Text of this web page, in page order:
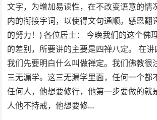
文字，为增加易读性，在不改变语意的情
内的衔接字词，以使得文句通顺。感恩翻
的努力！) 各位居士： 今晚我们的这个佛
的差别，所要讲的主要是四禅八定。 在讲
我们先要明白什么叫做禅定。我们佛教很
三无漏学。这三无漏学里面，任何一个都
任何人，他想要修行，他第一步要做的就
人他不持戒，他想要修…